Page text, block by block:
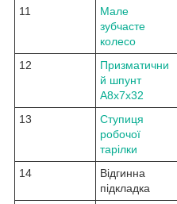
11
Мале
зубчасте
колесо
12
Призматични
й шпунт
A8x7x32
13
Ступиця
робочої
тарілки
14
Відгинна
підкладка